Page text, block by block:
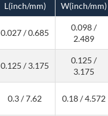
L(inch/mm) W(inch/mm)
0.027 / 0.685
0.098 /
2.489
0.125 / 3.175
0.125 /
3.175
0.3 / 7.62 0.18 / 4.572